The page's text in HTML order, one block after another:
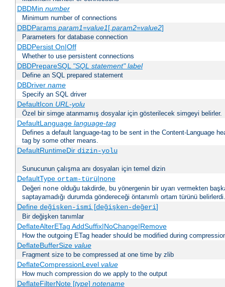
DBDMin number
Minimum number of connections
DBDParams param1=value1[,param2=value2]
Parameters for database connection
DBDPersist On|Off
Whether to use persistent connections
DBDPrepareSQL "SQL statement" label
Define an SQL prepared statement
DBDriver name
Specify an SQL driver
DefaultIcon URL-yolu
Özel bir simge atanmamış dosyalar için gösterilecek simgeyi belirler.
DefaultLanguage language-tag
Defines a default language-tag to be sent in the Content-Language
tag by some other means.
DefaultRuntimeDir dizin-yolu
Sunucunun çalışma anı dosyaları için temel dizin
DefaultType ortam-türü|none
Değeri none olduğu takdirde, bu yönergenin bir uyarı vermekten
saptayamadığı durumda göndereceği öntanımlı ortam türünü belirlerdi.
Define değişken-ismi[değişken-değeri]
Bir değişken tanımlar
DeflateAlterETag AddSuffix|NoChange|Remove
How the outgoing ETag header should be modified during
DeflateBufferSize value
Fragment size to be compressed at one time by zlib
DeflateCompressionLevel value
How much compression do we apply to the output
DeflateFilterNote [type] notename